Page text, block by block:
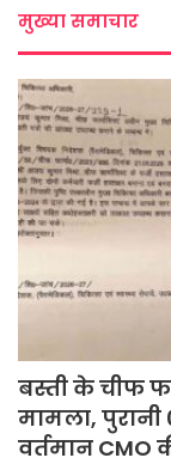
मुख्या समाचार
बस्ती के चीफ
मामला, पुरानी
वर्तमान CMO